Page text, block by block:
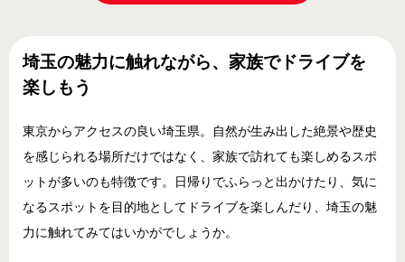
埼玉の魅力に触れながら、家族でドライブを
楽しもう
東京からアクセスの良い埼玉県。自然が生み出した絶景や歴史
を感じられる場所だけではなく、家族で訪れても楽しめるスポ
ットが多いのも特徴です。日帰りでふらっと出かけたり、気に
なるスポットを目的地としてドライブを楽しんだり、埼玉の魅
力に触れてみてはいかがでしょうか。